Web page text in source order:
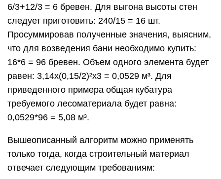
6/3+12/3 = 6 бревен. Для выгона высоты стен
следует приготовить: 240/15 = 16 шт.
Просуммировав полученные значения, выясним,
что для возведения бани необходимо купить:
16*6 = 96 бревен. Объем одного элемента будет
равен: 3,14x(0,15/2)²x3 = 0,0529 м³. Для
приведенного примера общая кубатура
требуемого лесоматериала будет равна:
0,0529*96 = 5,08 м³.
Вышеописанный алгоритм можно применять
только тогда, когда строительный материал
отвечает следующим требованиям: